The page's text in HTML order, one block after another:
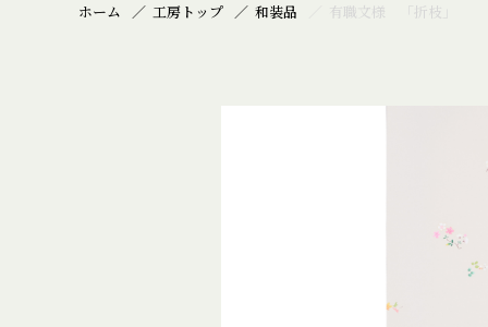
ホーム 工房トップ 和装品 有職文様 「折枝」